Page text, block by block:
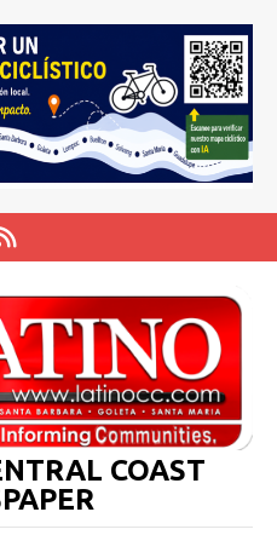
COAST